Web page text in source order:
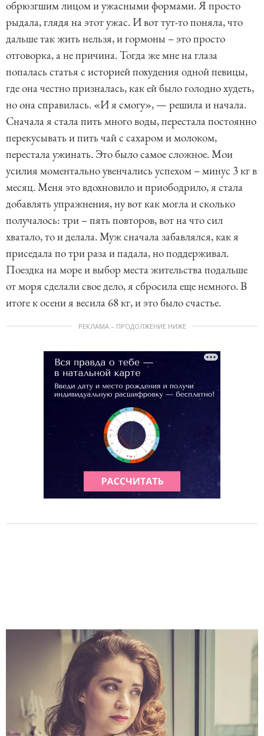
обрюзгшим лицом и ужасными формами. Я просто
рыдала, глядя на этот ужас. И вот тут-то поняла, что
дальше так жить нельзя, и гормоны – это просто
отговорка, а не причина. Тогда же мне на глаза
попалась статья с историей похудения одной певицы,
где она честно призналась, как ей было голодно худеть,
но она справилась. «И я смогу», — решила и начала.
Сначала я стала пить много воды, перестала постоянно
перекусывать и пить чай с сахаром и молоком,
перестала ужинать. Это было самое сложное. Мои
усилия моментально увенчались успехом – минус 3 кг в
месяц. Меня это вдохновило и приободрило, я стала
добавлять упражнения, ну вот как могла и сколько
получалось: три – пять повторов, вот на что сил
хватало, то и делала. Муж сначала забавлялся, как я
приседала по три раза и падала, но поддерживал.
Поездка на море и выбор места жительства подальше
от моря сделали свое дело, я сбросила еще немного. В
итоге к осени я весила 68 кг, и это было счастье.
РЕКЛАМА – ПРОДОЛЖЕНИЕ НИЖЕ